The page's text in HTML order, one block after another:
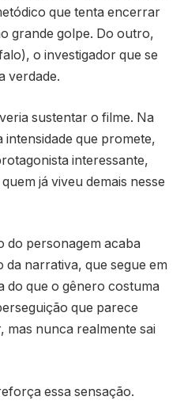
que tenta encerrar
grande golpe. Do outro,
o investigador que se
verdade.
sustentar o filme. Na
que promete,
interessante,
já viveu demais nesse
do personagem acaba
narrativa, que segue em
do que o gênero costuma
que parece
mas nunca realmente sai
essa sensação.